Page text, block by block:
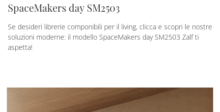
SpaceMakers day SM2503
Se desideri librerie componibili per il living, clicca e scopri le nostre
soluzioni moderne: il modello SpaceMakers day SM2503 Zalf ti
aspetta!